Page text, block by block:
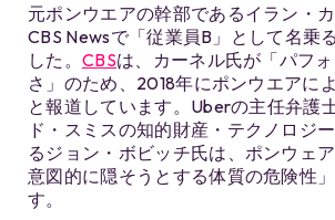
元ポンウエアの幹部であるイラン・カ
CBS Newsで「従業員B」として名乗
した。 CBSは、カーネル氏が「パフ
さ」のため、2018年にポンウエアに
と報道しています。Uberの主任弁護
ド・スミスの知的財産・テクノロジ
るジョン・ボビッチ氏は、ポンウェ
意図的に隠そうとする体質の危険性
す。